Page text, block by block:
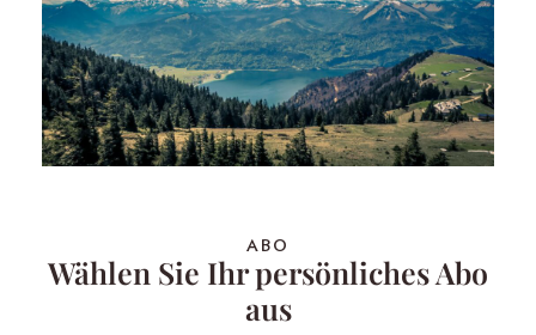
ABO
Wählen Sie Ihr persönliches Abo
aus